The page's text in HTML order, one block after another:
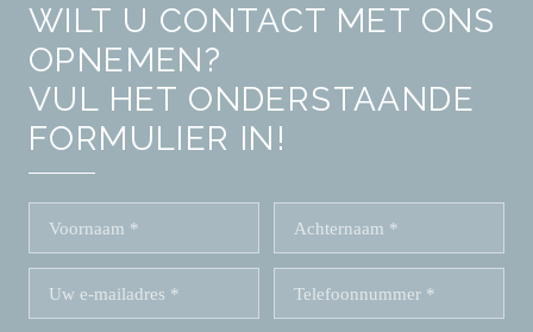
WILT U CONTACT MET ONS
OPNEMEN?
VUL HET ONDERSTAANDE
FORMULIER IN!